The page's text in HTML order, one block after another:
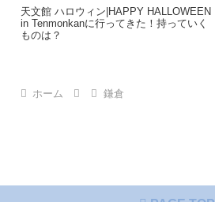
天文館 ハロウィン|HAPPY HALLOWEEN
in Tenmonkanに行ってきた！持っていく
ものは？
ホーム 鎌倉